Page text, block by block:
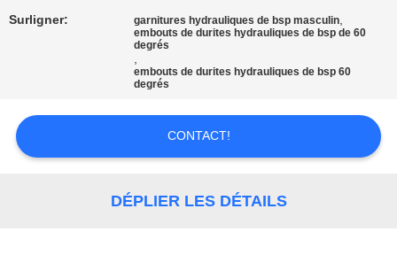
NOUS
DEMANDEZ
UNE
CITATION
Surligner: garnitures hydrauliques de bsp masculin,
embouts de durites hydrauliques de bsp de 60
degrés
,
embouts de durites hydrauliques de bsp 60
degrés
CONTACT!
DÉPLIER LES DÉTAILS